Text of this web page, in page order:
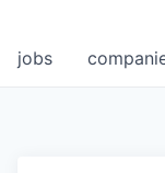
jobs